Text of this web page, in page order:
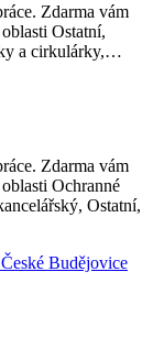
Zdarma vám
Ostatní,
a cirkulárky,…
Zdarma vám
Ochranné
Ostatní,
Budějovice